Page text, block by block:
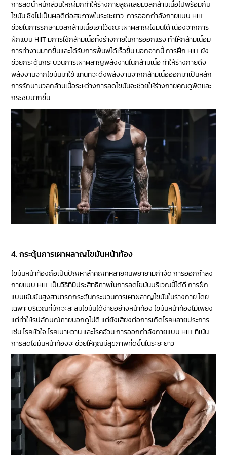
การลดน้ำหนักส่วนใหญ่มักทำให้ร่างกายสูญเสียมวลกล้ามเนื้อไปพร้อมกับ
ไขมัน ซึ่งไม่เป็นผลดีต่อสุขภาพในระยะยาว การออกกำลังกายแบบ HIIT
ช่วยในการรักษามวลกล้ามเนื้อเอาไว้ขณะเผาผลาญไขมันได้ เนื่องจากการ
ฝึกแบบ HIIT มีการใช้กล้ามเนื้อทั้งร่างกายในการออกแรง ทำให้กล้ามเนื้อมี
การทำงานมากขึ้นและได้รับการฟื้นฟูได้เร็วขึ้น นอกจากนี้ การฝึก HIIT ยัง
ช่วยกระตุ้นกระบวนการเผาผลาญพลังงานในกล้ามเนื้อ ทำให้ร่างกายดึง
พลังงานจากไขมันมาใช้ แทนที่จะดึงพลังงานจากกล้ามเนื้อออกมาเป็นหลัก
การรักษามวลกล้ามเนื้อระหว่างการลดไขมันจะช่วยให้ร่างกายคุณดูฟิตและ
กระชับมากขึ้น
4. กระตุ้นการเผาผลาญไขมันหน้าท้อง
ไขมันหน้าท้องถือเป็นปัญหาสำคัญที่หลายคนพยายามกำจัด การออกกำลัง
กายแบบ HIIT เป็นวิธีที่มีประสิทธิภาพในการลดไขมันบริเวณนี้ได้ดี การฝึก
แบบเข้มข้นสูงสามารถกระตุ้นกระบวนการเผาผลาญไขมันในร่างกาย โดย
เฉพาะบริเวณที่มักจะสะสมไขมันได้ง่ายอย่างหน้าท้อง ไขมันหน้าท้องไม่เพียง
แต่ทำให้รูปลักษณ์ภายนอกดูไม่ดี แต่ยังเสี่ยงต่อการเกิดโรคหลายประการ
เช่น โรคหัวใจ โรคเบาหวาน และโรคอ้วน การออกกำลังกายแบบ HIIT ที่เน้น
การลดไขมันหน้าท้องจะช่วยให้คุณมีสุขภาพที่ดีขึ้นในระยะยาว